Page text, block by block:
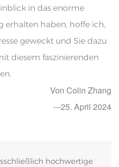
in das enorme
erhalten haben, hoffe ich,
geweckt und Sie dazu
diesem faszinierenden
Von Colin Zhang
---25. April 2024
hochwertige